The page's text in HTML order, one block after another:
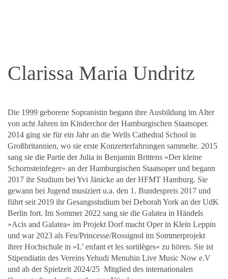
Clarissa Maria Undritz
Die 1999 geborene Sopranistin begann ihre Ausbildung im Alter
von acht Jahren im Kinderchor der Hamburgischen Staatsoper.
2014 ging sie für ein Jahr an die Wells Cathedral School in
Großbritannien, wo sie erste Konzerterfahrungen sammelte. 2015
sang sie die Partie der Julia in Benjamin Brittens »Der kleine
Schornsteinfeger« an der Hamburgischen Staatsoper und begann
2017 ihr Studium bei Yvi Jänicke an der HFMT Hamburg. Sie
gewann bei Jugend musiziert u.a. den 1. Bundespreis 2017 und
führt seit 2019 ihr Gesangsstudium bei Deborah York an der UdK
Berlin fort. Im Sommer 2022 sang sie die Galatea in Händels
»Acis and Galatea« im Projekt Dorf macht Oper in Klein Leppin
und war 2023 als Feu/Princesse/Rossignol im Sommerprojekt
ihrer Hochschule in »L’ enfant et les sortilèges« zu hören. Sie ist
Stipendiatin des Vereins Yehudi Menuhin Live Music Now e.V
und ab der Spielzeit 2024/25 Mitglied des internationalen